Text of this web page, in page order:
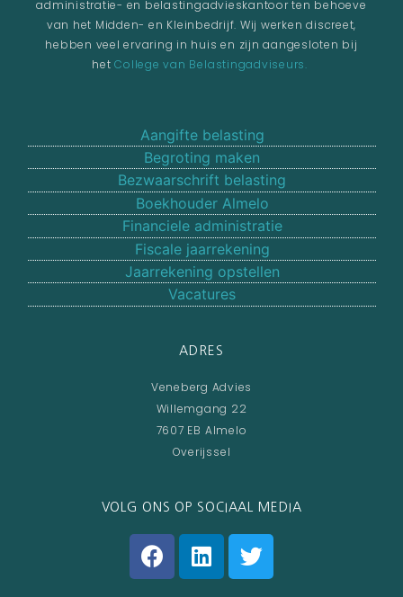
administratie- en belastingadvieskantoor ten behoeve
van het Midden- en Kleinbedrijf. Wij werken discreet,
hebben veel ervaring in huis en zijn aangesloten bij
hetCollege van Belastingadviseurs.
Aangifte belasting
Begroting maken
Bezwaarschrift belasting
Boekhouder Almelo
Financiele administratie
Fiscale jaarrekening
Jaarrekening opstellen
Vacatures
ADRES
Veneberg Advies
Willemgang 22
7607 EB Almelo
Overijssel
VOLG ONS OP SOCIAAL MEDIA